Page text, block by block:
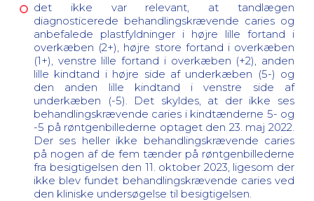
det ikke var relevant, at tandlægen
diagnosticerede behandlingskrævende caries og
anbefalede plastfyldninger i højre lille fortand i
overkæben (2+), højre store fortand i overkæben
(1+), venstre lille fortand i overkæben (+2), anden
lille kindtand i højre side af underkæben (5-) og
den anden lille kindtand i venstre side af
underkæben (-5). Det skyldes, at der ikke ses
behandlingskrævende caries i kindtænderne 5- og
-5 på røntgenbillederne optaget den 23. maj 2022.
Der ses heller ikke behandlingskrævende caries
på nogen af de fem tænder på røntgenbillederne
fra besigtigelsen den 11. oktober 2023, ligesom der
ikke blev fundet behandlingskrævende caries ved
den kliniske undersøgelse til besigtigelsen.